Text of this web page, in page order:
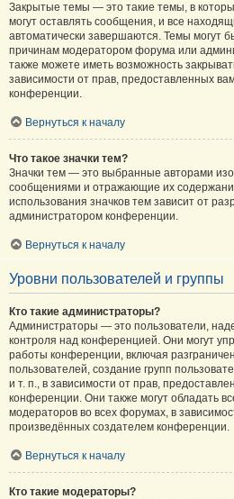
Закрытые темы — это такие темы, в
могут оставлять сообщения, и все
автоматически завершаются. Темы могут
причинам модератором форума или
также можете иметь возможность
зависимости от прав, предоставленных
конференции.
Вернуться к началу
Что такое значки тем?
Значки тем — это выбранные авторами
сообщениями и отражающие их
использования значков тем зависит от
администратором конференции.
Вернуться к началу
Уровни пользователей и группы
Кто такие администраторы?
Администраторы — это пользователи,
контроля над конференцией. Они могут
работы конференции, включая
пользователей, создание групп
и т. п., в зависимости от прав,
конференции. Они также могут обладать
модераторов во всех форумах, в
произведённых создателем конференции.
Вернуться к началу
Кто такие модераторы?